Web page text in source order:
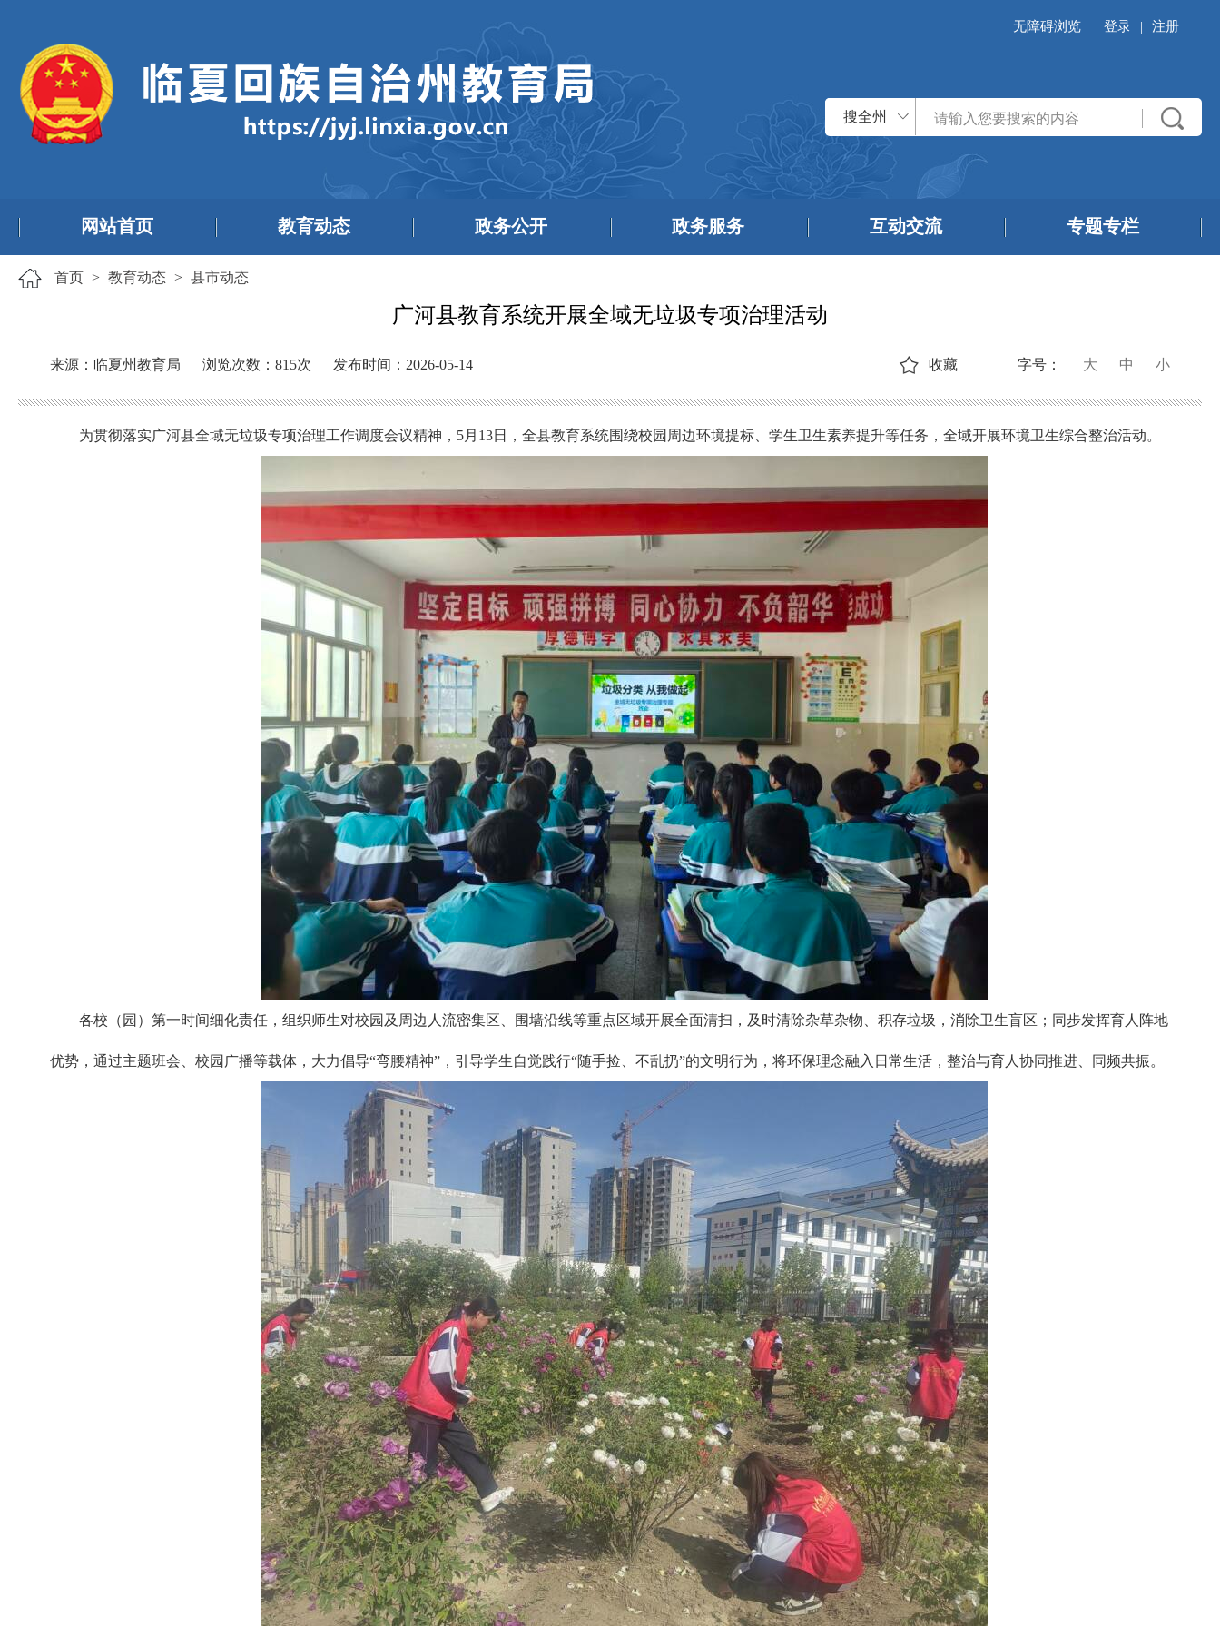
无障碍浏览 登录 | 注册
搜全州
网站首页 教育动态 政务公开 政务服务 互动交流 专题专栏
首页 > 教育动态 > 县市动态
广河县教育系统开展全域无垃圾专项治理活动
来源：临夏州教育局 浏览次数： 815次 发布时间：2026-05-14 字号： 大 中 小
收藏
为贯彻落实广河县全域无垃圾专项治理工作调度会议精神，5月13日，全县教育系统围绕校园周边环境提标、学生卫生素养提升等任务，全域开展环境卫生综合整治活动。
各校（园）第一时间细化责任，组织师生对校园及周边人流密集区、围墙沿线等重点区域开展全面清扫，及时清除杂草杂物、积存垃圾，消除卫生盲区；同步发挥育人阵地
优势，通过主题班会、校园广播等载体，大力倡导“弯腰精神”，引导学生自觉践行“随手捡、不乱扔”的文明行为，将环保理念融入日常生活，整治与育人协同推进、同频共振。